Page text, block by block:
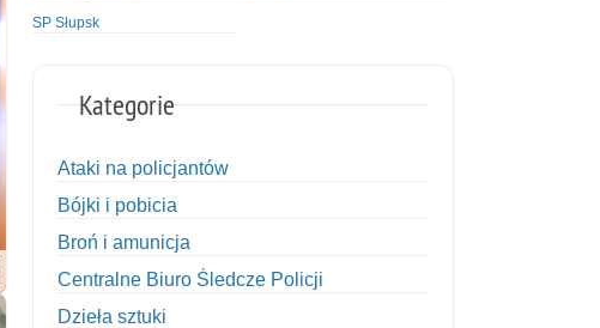
SP Słupsk
Kategorie
Ataki na policjantów
Bójki i pobicia
Broń i amunicja
Centralne Biuro Śledcze Policji
Dzieła sztuki